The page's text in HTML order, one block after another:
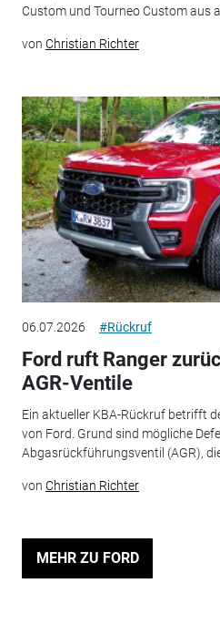
Custom und Tourneo Custom aus
von Christian Richter
06.07.2026 #Rückruf
Ford ruft Ranger
AGR-Ventile
Ein aktueller KBA-Rückruf betrifft
von Ford. Grund sind mögliche
Abgasrückführungsventil (AGR),
von Christian Richter
MEHR ZU FORD